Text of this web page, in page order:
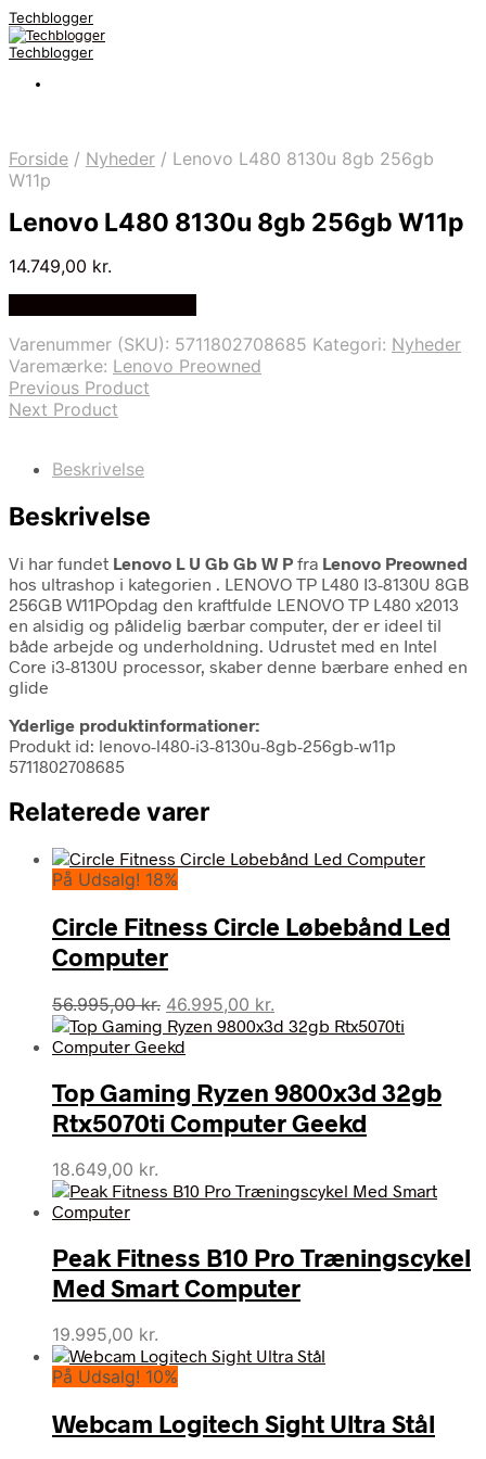
Techblogger
Techblogger
Forside / Nyheder / Lenovo L480 8130u 8gb 256gb
W11p
Lenovo L480 8130u 8gb 256gb W11p
14.749,00 kr.
Varenummer (SKU): 5711802708685 Kategori: Nyheder
Varemærke: Lenovo Preowned
Previous Product
Next Product
Beskrivelse
Beskrivelse
Vi har fundet Lenovo L U Gb Gb W P fra Lenovo Preowned
hos ultrashop i kategorien . LENOVO TP L480 I3-8130U 8GB
256GB W11POpdag den kraftfulde LENOVO TP L480 x2013
en alsidig og pålidelig bærbar computer, der er ideel til
både arbejde og underholdning. Udrustet med en Intel
Core i3-8130U processor, skaber denne bærbare enhed en
glide
Yderlige produktinformationer:
Produkt id: lenovo-l480-i3-8130u-8gb-256gb-w11p
5711802708685
Relaterede varer
På Udsalg! 18%
Circle Fitness Circle Løbebånd Led
Computer
56.995,00kr. Den
oprindelige
pris
56.995,00 kr..
46.995,00 kr.
aktuelle
46.995,00 kr..
Top Gaming Ryzen 9800x3d 32gb
Rtx5070ti Computer Geekd
18.649,00 kr.
Peak Fitness B10 Pro Træningscykel
Med Smart Computer
19.995,00 kr.
På Udsalg! 10%
Webcam Logitech Sight Ultra Stål